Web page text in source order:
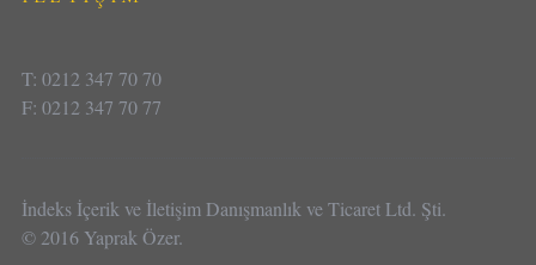
T: 0212 347 70 70
F: 0212 347 70 77
İndeks İçerik ve İletişim Danışmanlık ve Ticaret Ltd. Şti.
© 2016 Yaprak Özer.